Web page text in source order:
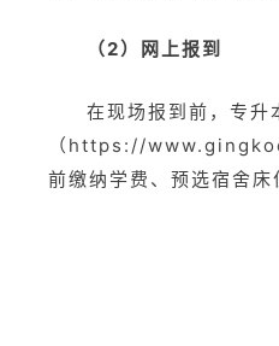
（2）网上报到
在现场报到前，专升
（ https://
前缴纳学费、预选宿舍床